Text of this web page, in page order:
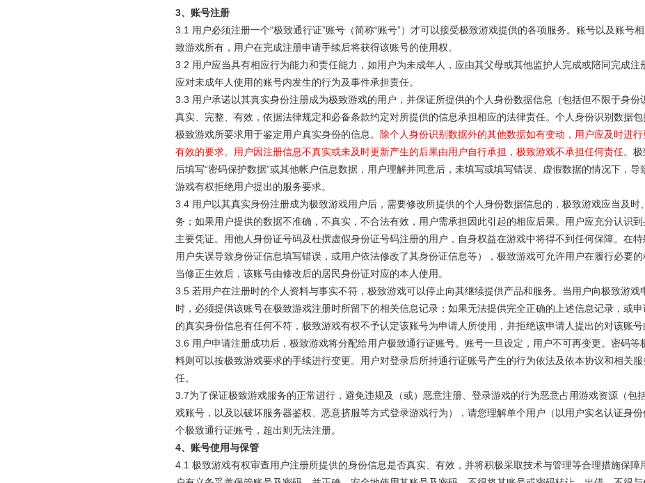
3、账号注册
3.1 用户必须注册一个“极致通行证”账号（简称“账号”）才可以接受极致游戏提供的各项服务。账号以及账号
致游戏所有，用户在完成注册申请手续后将获得该账号的使用权。
3.2 用户应当具有相应行为能力和责任能力，如用户为未成年人，应由其父母或其他监护人完成或陪同完成注
应对未成年人使用的账号内发生的行为及事件承担责任。
3.3 用户承诺以其真实身份注册成为极致游戏的用户，并保证所提供的个人身份数据信息（包括但不限于身份
真实、完整、有效，依据法律规定和必备条款约定对所提供的信息承担相应的法律责任。个人身份识别数据
极致游戏所要求用于鉴定用户真实身份的信息。 除个人身份识别数据外的其他数据如有变动，用户应及时进行
有效的要求。用户因注册信息不真实或未及时更新产生的后果由用户自行承担，极致游戏不承担任何责任。 极
后填写“密码保护数据”或其他帐户信息数据，用户理解并同意后，未填写或填写错误、虚假数据的情况下，
游戏有权拒绝用户提出的服务要求。
3.4 用户以其真实身份注册成为极致游戏用户后，需要修改所提供的个人身份数据信息的，极致游戏应当及时
务；如果用户提供的数据不准确，不真实，不合法有效，用户需承担因此引起的相应后果。用户应充分认识
主要凭证。用他人身份证号码及杜撰虚假身份证号码注册的用户，自身权益在游戏中将得不到任何保障。在
用户失误导致身份证信息填写错误，或用户依法修改了其身份证信息等），极致游戏可允许用户在履行必要的
当修正生效后，该账号由修改后的居民身份证对应的本人使用。
3.5 若用户在注册时的个人资料与事实不符，极致游戏可以停止向其继续提供产品和服务。当用户向极致游戏
时，必须提供该账号在极致游戏注册时所留下的相关信息记录；如果无法提供完全正确的上述信息记录，或
的真实身份信息有任何不符，极致游戏有权不予认定该账号为申请人所使用，并拒绝该申请人提出的对该账号
3.6 用户申请注册成功后，极致游戏将分配给用户极致通行证账号。账号一旦设定，用户不可再变更。密码等
料则可以按极致游戏要求的手续进行变更。用户对登录后所持通行证账号产生的行为依法及依本协议和相关
任。
3.7为了保证极致游戏服务的正常进行，避免违规及（或）恶意注册、登录游戏的行为恶意占用游戏资源（包
戏账号，以及以破坏服务器鉴权、恶意挤服等方式登录游戏行为），请您理解单个用户（以用户实名认证身
个极致通行证账号，超出则无法注册。
4、账号使用与保管
4.1 极致游戏有权审查用户注册所提供的身份信息是否真实、有效，并将积极采取技术与管理等合理措施保障